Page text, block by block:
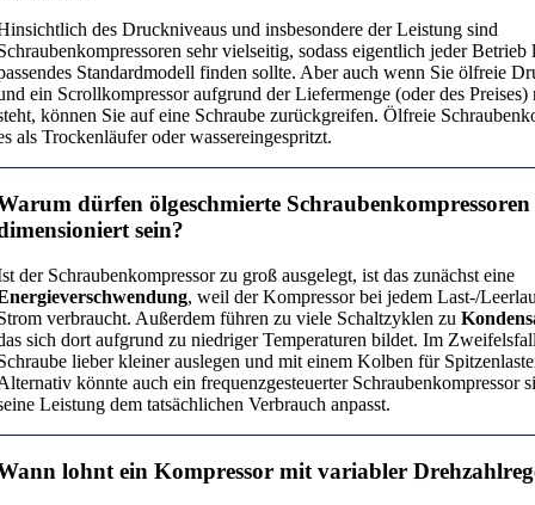
des Druckniveaus und insbesondere der Leistung sind
sehr vielseitig, sodass eigentlich jeder Betrieb
Standardmodell finden sollte. Aber auch wenn Sie ölfreie
ein Scrollkompressor aufgrund der Liefermenge (oder des
können Sie auf eine Schraube zurückgreifen. Ölfreie
als Trockenläufer oder wassereingespritzt.
dürfen ölgeschmierte
sein?
der Schraubenkompressor zu groß ausgelegt, ist das zunächst eine
, weil der Kompressor bei jedem Last-/
verbraucht. Außerdem führen zu viele Schaltzyklen zu
sich dort aufgrund zu niedriger Temperaturen bildet. Im
lieber kleiner auslegen und mit einem Kolben für
könnte auch ein frequenzgesteuerter Schraubenkompressor
Leistung dem tatsächlichen Verbrauch anpasst.
lohnt ein Kompressor mit variabler